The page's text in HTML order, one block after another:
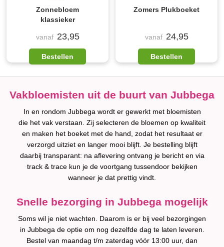
Zonnebloem
klassieker
vanaf 23,95
Bestellen
Zomers Plukboeket
vanaf 24,95
Bestellen
Vakbloemisten uit de buurt van Jubbega
In en rondom Jubbega wordt er gewerkt met bloemisten
die het vak verstaan. Zij selecteren de bloemen op kwaliteit
en maken het boeket met de hand, zodat het resultaat er
verzorgd uitziet en langer mooi blijft. Je bestelling blijft
daarbij transparant: na aflevering ontvang je bericht en via
track & trace kun je de voortgang tussendoor bekijken
wanneer je dat prettig vindt.
Snelle bezorging in Jubbega mogelijk
Soms wil je niet wachten. Daarom is er bij veel bezorgingen
in Jubbega de optie om nog dezelfde dag te laten leveren.
Bestel van maandag t/m zaterdag vóór 13:00 uur, dan